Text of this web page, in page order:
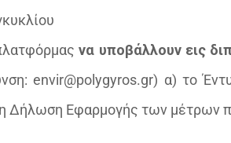
να υποβάλλουν εις
envir@polygyros.gr) α) το
Δήλωση Εφαρμογής των μέτρων